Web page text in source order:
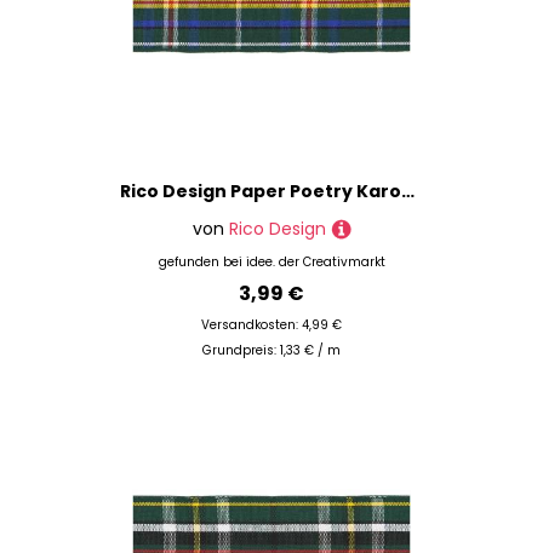
Rico Design Paper Poetry Karoband grün-blau-rot-gelb 38mm 3m
von Rico Design
gefunden bei idee. der Creativmarkt
3,99 €
Versandkosten: 4,99 €
Grundpreis: 1,33 € / m